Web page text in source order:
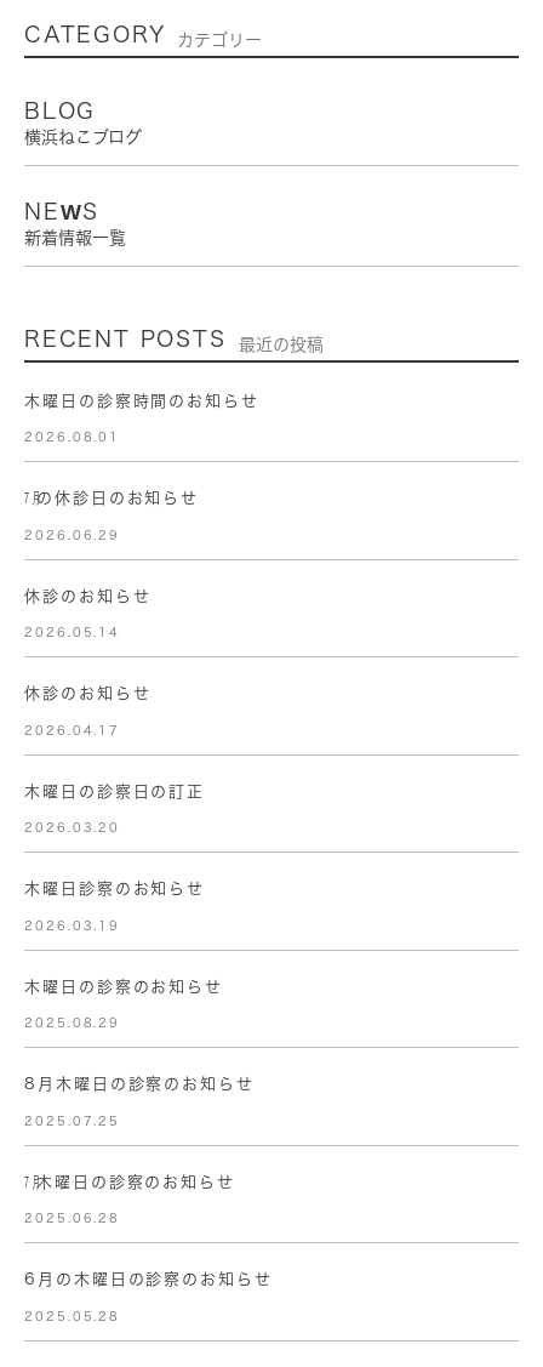
CATEGORY カテゴリー
BLOG
横浜ねこブログ
NEWS
新着情報一覧
RECENT POSTS 最近の投稿
木曜日の診察時間のお知らせ
2026.08.01
㋆の休診日のお知らせ
2026.06.29
休診のお知らせ
2026.05.14
休診のお知らせ
2026.04.17
木曜日の診察日の訂正
2026.03.20
木曜日診察のお知らせ
2026.03.19
木曜日の診察のお知らせ
2025.08.29
8月木曜日の診察のお知らせ
2025.07.25
㋆木曜日の診察のお知らせ
2025.06.28
6月の木曜日の診察のお知らせ
2025.05.28